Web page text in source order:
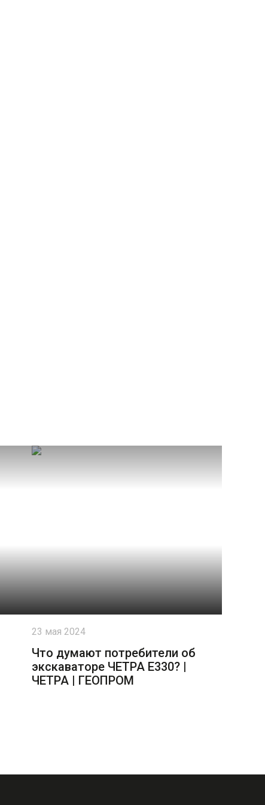
23 мая 2024
Что думают потребители об
экскаваторе ЧЕТРА Е330? |
ЧЕТРА | ГЕОПРОМ